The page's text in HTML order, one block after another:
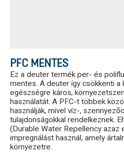
PFC MENTES
Ez a deuter termék per- és
mentes. A deuter így csökkenti a
egészségre káros,
használatát. A PFC-t többek
használják, mivel víz-,
tulajdonságokkal rendelkeznek.
(Durable Water Repellency azaz
impregnálást használ, amely
környezetre.